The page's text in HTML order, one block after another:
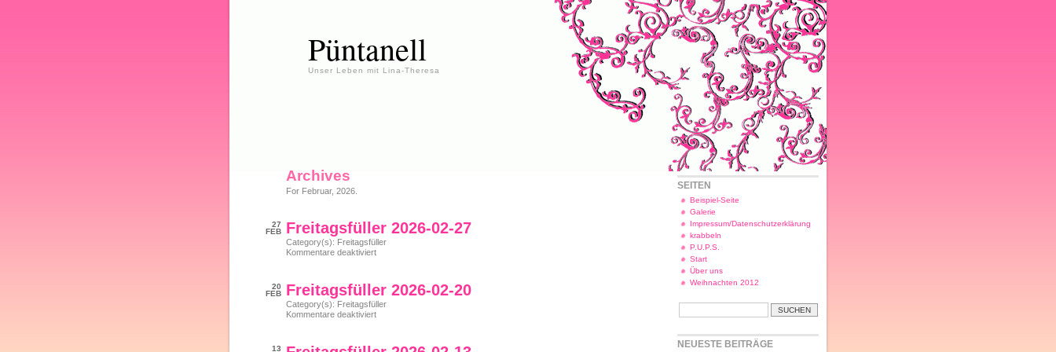
Püntanell
Unser Leben mit Lina-Theresa
Archives
For Februar, 2026.
27
FEB
Freitagsfüller 2026-02-27
Category(s): Freitagsfüller
Kommentare deaktiviertfür
27
20
FEB
Freitagsfüller 2026-02-20
Category(s): Freitagsfüller
Kommentare deaktiviertfür
13
SEITEN
Beispiel-Seite
Galerie
Impressum/Datenschutzerklärung
krabbeln
P.U.P.S.
Start
Über uns
Weihnachten 2012
NEUESTE BEITRÄGE